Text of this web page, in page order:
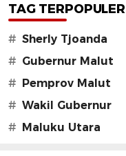
TAG TERPOPULER
# Sherly Tjoanda
# Gubernur Malut
# Pemprov Malut
# Wakil Gubernur
# Maluku Utara